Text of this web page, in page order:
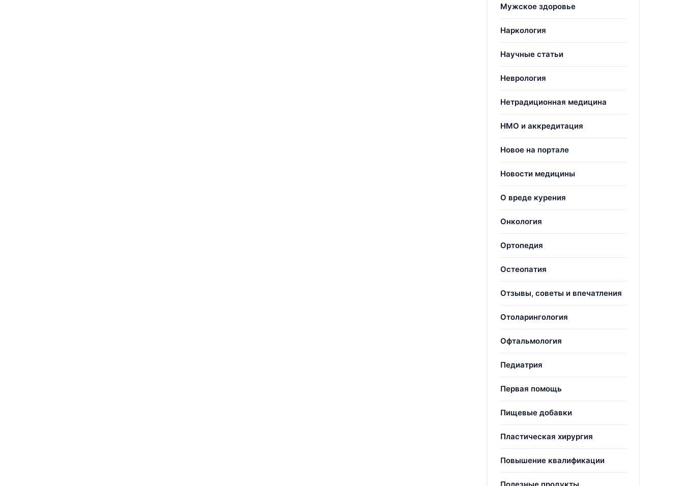
Мужское здоровье
Наркология
Научные статьи
Неврология
Нетрадиционная медицина
НМО и аккредитация
Новое на портале
Новости медицины
О вреде курения
Онкология
Ортопедия
Остеопатия
Отзывы, советы и впечатления
Отоларингология
Офтальмология
Педиатрия
Первая помощь
Пищевые добавки
Пластическая хирургия
Повышение квалификации